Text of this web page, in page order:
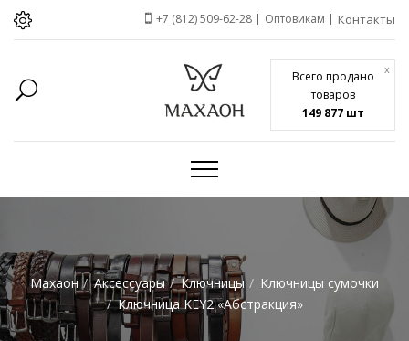
Всего продано
товаров
149 877 шт
x
+7 (812) 509-62-28 Оптовикам Контакты
Махаон Аксессуары Ключницы
Ключницы сумочки
Ключница KEY2 «Абстракция»